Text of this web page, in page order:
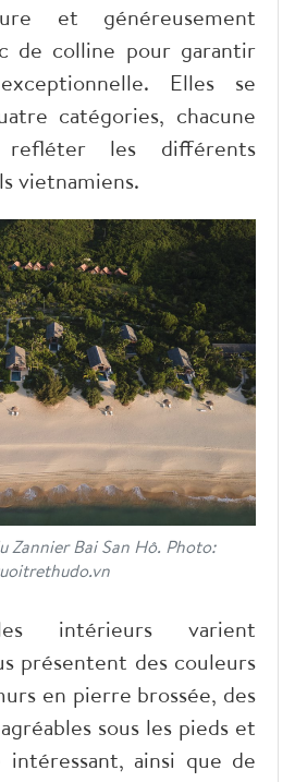
et généreusement
de colline pour garantir
Elles se
catégories, chacune
les différents
vietnamiens.
Zannier Bai San Hô. Photo:
intérieurs varient
présentent des couleurs
en pierre brossée, des
sous les pieds et
ainsi que de